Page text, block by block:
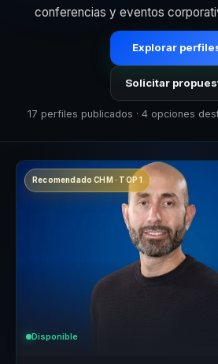
conferencias y eventos
Explorar
Solicitar
17 perfiles publicados · 4 opciones
Recomendado CHM · TOP 1
Disponible